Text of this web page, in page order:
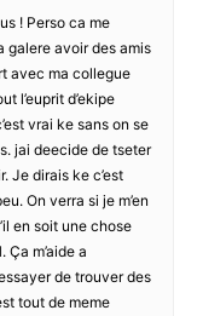
! Perso ca me
galere avoir des amis
avec ma collegue
l’euprit d’ekipe
vrai ke sans on se
jai deecide de tseter
Je dirais ke c’est
On verra si je m’en
en soit une chose
m’aide a
de trouver des
tout de meme